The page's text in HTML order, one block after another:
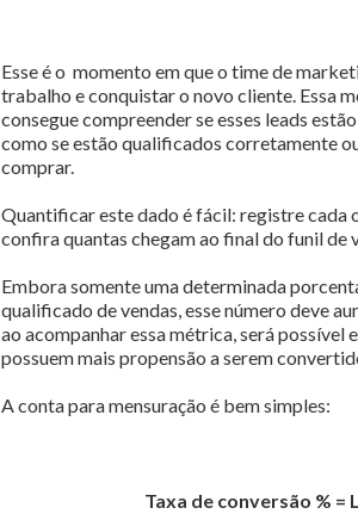
Esse é o momento em que o time de
trabalho e conquistar o novo cliente. Essa
consegue compreender se esses leads
como se estão qualificados corretamente
comprar.
Quantificar este dado é fácil: registre cada
confira quantas chegam ao final do funil de
Embora somente uma determinada
qualificado de vendas, esse número deve
ao acompanhar essa métrica, será
possuem mais propensão a serem
A conta para mensuração é bem simples:
Taxa de conversão % =